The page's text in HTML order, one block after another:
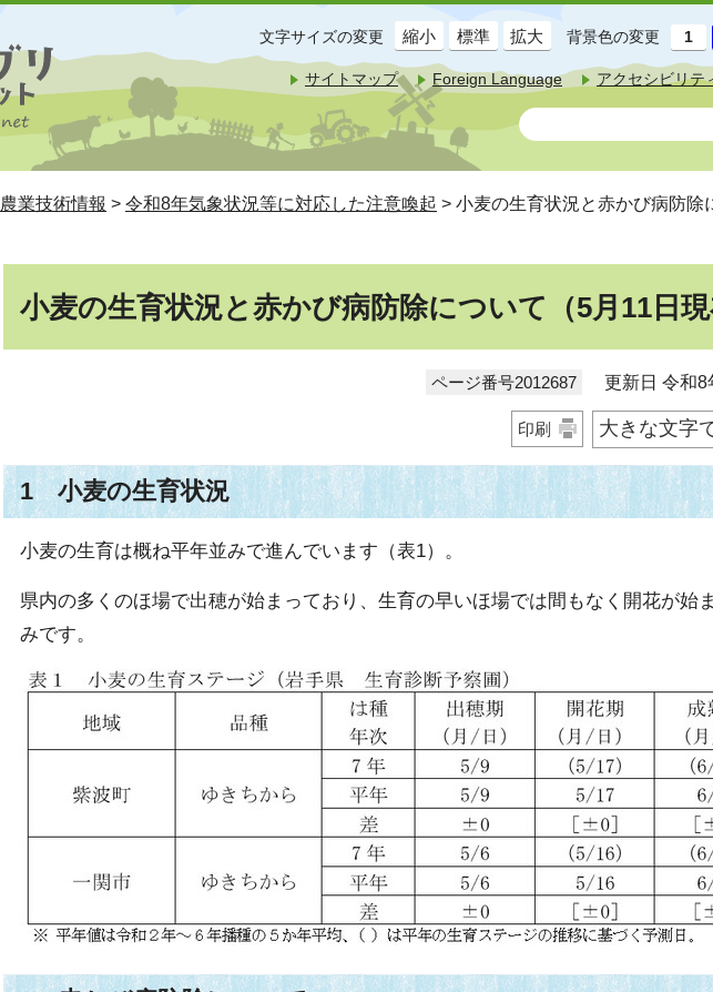
文字サイズの変更 縮小 標準 拡大 背景色の変更
サイトマップ Foreign Language アクセシビリテ
農業技術情報 > 令和8年気象状況等に対応した注意喚起 > 小麦の生育状況と赤かび病防除
小麦の生育状況と赤かび病防除について（5月11日現
ページ番号2012687 更新日 令和8
印刷 大きな文字
1 小麦の生育状況
小麦の生育は概ね平年並みで進んでいます（表1）。
県内の多くのほ場で出穂が始まっており、生育の早いほ場では間もなく開花が始
みです。